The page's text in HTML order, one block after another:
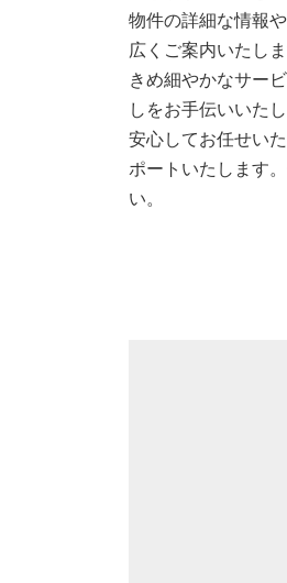
物件の詳細な情報
広くご案内いたし
きめ細やかなサー
しをお手伝いいた
安心してお任せい
ポートいたします
い。